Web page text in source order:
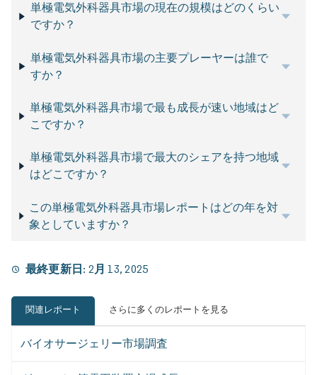
単極電気外科器具市場の現在の規模はどのくらい
ですか？
単極電気外科器具市場の主要プレーヤーは誰で
すか？
単極電気外科器具市場で最も成長が速い地域はど
こですか？
単極電気外科器具市場で最大のシェアを持つ地域
はどこですか？
この単極電気外科器具市場レポートはどの年を対
象としていますか？
最終更新日: 2月 13, 2025
関連レポート さらに多くのレポートを見る
バイオサージェリー市場調査